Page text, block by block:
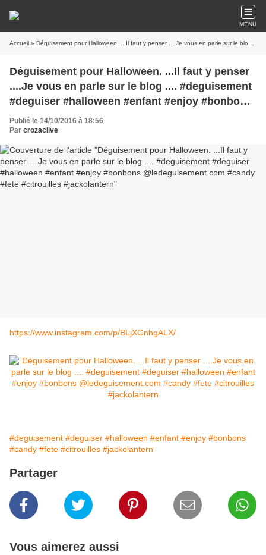
MENU
Accueil » Déguisement pour Halloween. ...Il faut y penser ....Je vous en parle sur le blog .... #deguisement #deguiser #halloween #enfant #enjoy #bonbons @ledeguisement.com #candy #fete #citrouilles #jackolantern
Déguisement pour Halloween. ...Il faut y penser
....Je vous en parle sur le blog .... #deguisement
#deguiser #halloween #enfant #enjoy #bonbons
@ledeguisement.com #candy #fete #citrouilles
#jackolantern
Publié le 14/10/2016 à 18:56
Par crozaclive
https://www.instagram.com/p/BLjXGnhgALX/
#deguisement #deguiser #halloween #enfant #enjoy #bonbons
#candy #fete #citrouilles #jackolantern
Partager
Vous aimerez aussi